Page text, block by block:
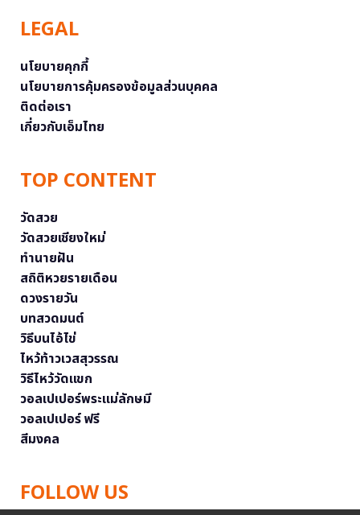
LEGAL
นโยบายคุกกี้
นโยบายการคุ้มครองข้อมูลส่วนบุคคล
ติดต่อเรา
เกี่ยวกับเอ็มไทย
TOP CONTENT
วัดสวย
วัดสวยเชียงใหม่
ทำนายฝัน
สถิติหวยรายเดือน
ดวงรายวัน
บทสวดมนต์
วิธีบนไอ้ไข่
ไหว้ท้าวเวสสุวรรณ
วิธีไหว้วัดแขก
วอลเปเปอร์พระแม่ลักษมี
วอลเปเปอร์ ฟรี
สีมงคล
FOLLOW US